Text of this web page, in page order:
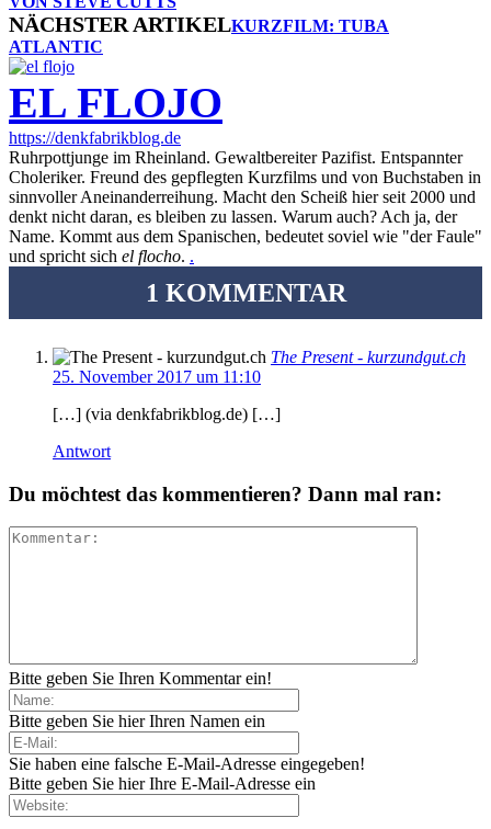
NÄCHSTER ARTIKELKURZFILM: TUBA
ATLANTIC
EL FLOJO
https://denkfabrikblog.de
Ruhrpottjunge im Rheinland. Gewaltbereiter Pazifist. Entspannter
Choleriker. Freund des gepflegten Kurzfilms und von Buchstaben in
sinnvoller Aneinanderreihung. Macht den Scheiß hier seit 2000 und
denkt nicht daran, es bleiben zu lassen. Warum auch? Ach ja, der
Name. Kommt aus dem Spanischen, bedeutet soviel wie "der Faule"
und spricht sich el flocho. .
1 KOMMENTAR
The Present - kurzundgut.ch
25. November 2017 um 11:10
[…] (via denkfabrikblog.de) […]
Antwort
Du möchtest das kommentieren? Dann mal ran:
Bitte geben Sie Ihren Kommentar ein!
Bitte geben Sie hier Ihren Namen ein
Sie haben eine falsche E-Mail-Adresse eingegeben!
Bitte geben Sie hier Ihre E-Mail-Adresse ein